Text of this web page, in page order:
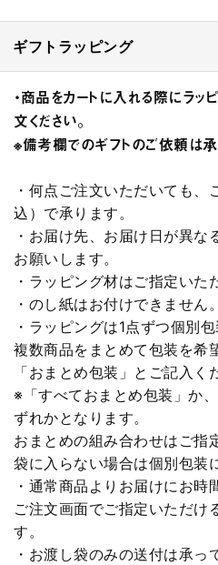
ギフトラッピング
・商品をカートに入れる際にラッ
文ください。
※備考欄でのギフトのご依頼は承
・何点ご注文いただいても、
込）で承ります。
・お届け先、お届け日が異な
お願いします。
・ラッピング材はご指定いた
・のし紙はお付けできません。
・ラッピングは1点ずつ個別包
複数商品をまとめて包装を希
「おまとめ包装」とご記入く
※「すべておまとめ包装」か
ずれかとなります。
おまとめの組み合わせはご指
袋に入らない場合は個別包装
・通常商品よりお届けにお時
ご注文画面でご指定いただけ
す。
・お渡し袋のみの送付は承っ